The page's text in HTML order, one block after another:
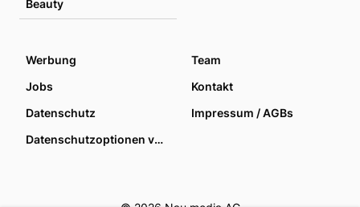
Beauty
Werbung
Team
Jobs
Kontakt
Datenschutz
Impressum / AGBs
Datenschutzoptionen verwalten